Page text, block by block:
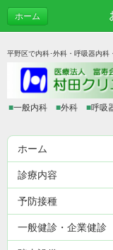
ホーム
平野区で内科･外科・呼吸器内
■一般内科 ■外科 ■呼吸
ホーム
診療内容
予防接種
一般健診・企業健診